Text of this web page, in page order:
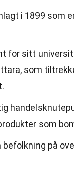
i 1899 som
for sitt
som
som
befolkning på